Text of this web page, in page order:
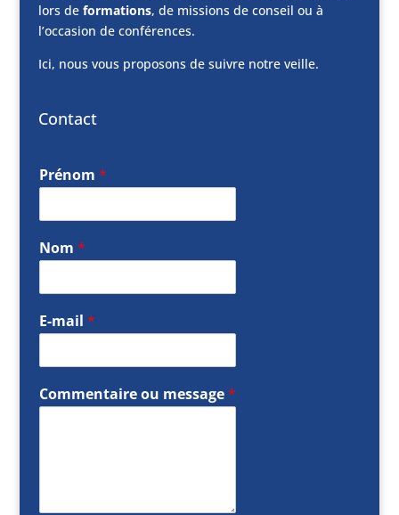
lors de formations, de missions de conseil ou à
l’occasion de conférences.
Ici, nous vous proposons de suivre notre veille.
Contact
Prénom *
Nom *
E-mail *
Commentaire ou message*